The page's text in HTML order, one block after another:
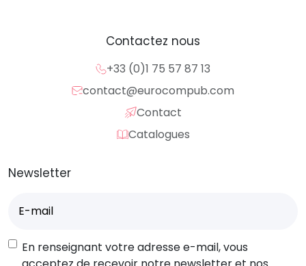
Contactez nous
+33 (0)1 75 57 87 13
contact@eurocompub.com
Contact
Catalogues
Newsletter
mail(Nécessaire)
RGPD
En renseignant votre adresse e-mail, vous